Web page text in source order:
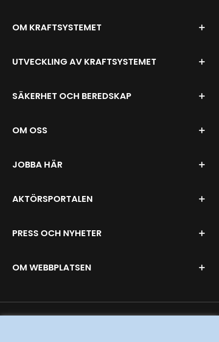
OM KRAFTSYSTEMET
UTVECKLING AV KRAFTSYSTEMET
SÄKERHET OCH BEREDSKAP
OM OSS
JOBBA HÄR
AKTÖRSPORTALEN
PRESS OCH NYHETER
OM WEBBPLATSEN